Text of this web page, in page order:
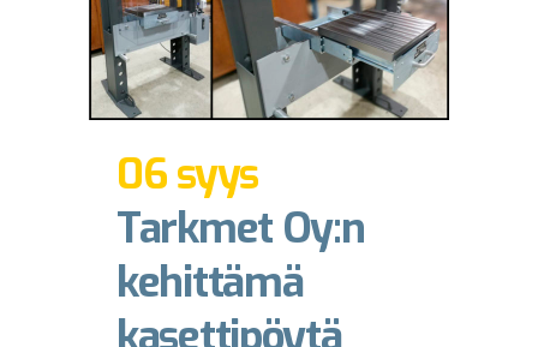
06 syys
Tarkmet Oy:n
kehittämä